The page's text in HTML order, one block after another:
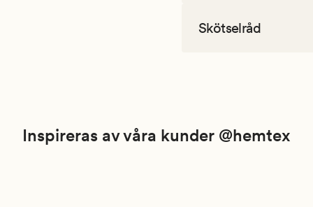
Skötselråd
Inspireras av våra kunder @hemtex